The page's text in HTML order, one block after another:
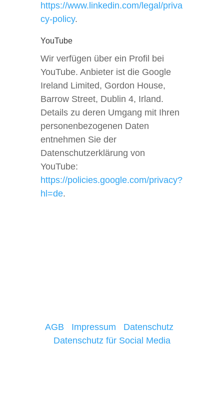
https://www.linkedin.com/legal/priva
cy-policy.
YouTube
Wir verfügen über ein Profil bei
YouTube. Anbieter ist die Google
Ireland Limited, Gordon House,
Barrow Street, Dublin 4, Irland.
Details zu deren Umgang mit Ihren
personenbezogenen Daten
entnehmen Sie der
Datenschutzerklärung von
YouTube:
https://policies.google.com/privacy?
hl=de.
AGB Impressum Datenschutz
Datenschutz für Social Media